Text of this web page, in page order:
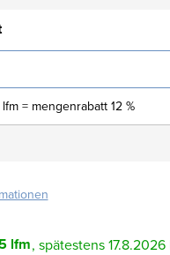
= mengenrabatt 12 %
lfm 17.8.2026